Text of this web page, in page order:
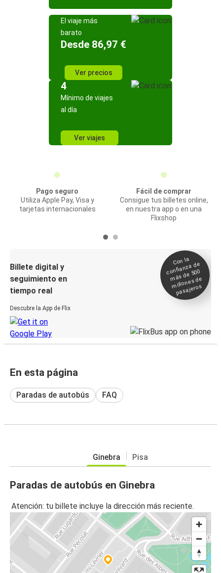
El viaje más
barato
Desde 86,97 €
Ver precios
4
Mínimo de viajes
al día
Ver viajes
Pago seguro
Utiliza Apple Pay, Visa y
tarjetas internacionales
Fácil de comprar
Consigue tus billetes online,
en nuestra app o en una
Flixshop
Billete digital y
seguimiento en
tiempo real
Descubre la App de Flix
Con la
confianza de
más de 500
millones de
pasajeros
En esta página
Paradas de autobús FAQ
Ginebra Pisa
Paradas de autobús en Ginebra
Atención: tu billete incluye la dirección más reciente.